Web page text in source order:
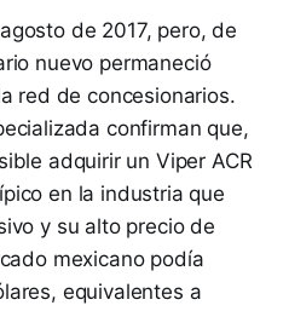
de 2017, pero, de
nuevo permaneció
red de concesionarios.
confirman que,
adquirir un Viper ACR
en la industria que
y su alto precio de
mexicano podía
equivalentes a